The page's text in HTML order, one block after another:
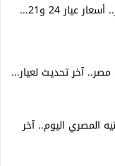
عيار 24 و21...
آخر تحديث لعيار...
المصري اليوم.. آخر